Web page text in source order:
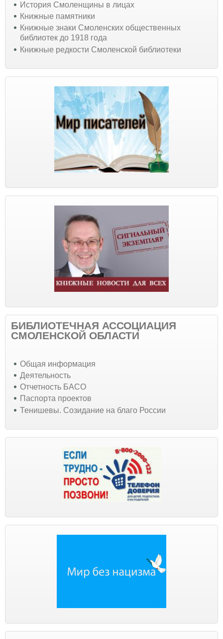
История Смоленщины в лицах
Книжные памятники
Книжные знаки Смоленских общественных
библиотек до 1918 года
Книжные редкости Смоленской библиотеки
БИБЛИОТЕЧНАЯ АССОЦИАЦИЯ
СМОЛЕНСКОЙ ОБЛАСТИ
Общая информация
Деятельность
Отчетность БАСО
Паспорта проектов
Тенишевы. Созидание на благо России